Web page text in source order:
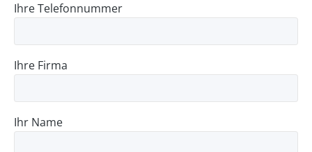
Ihre Telefonnummer
Ihre Firma
Ihr Name